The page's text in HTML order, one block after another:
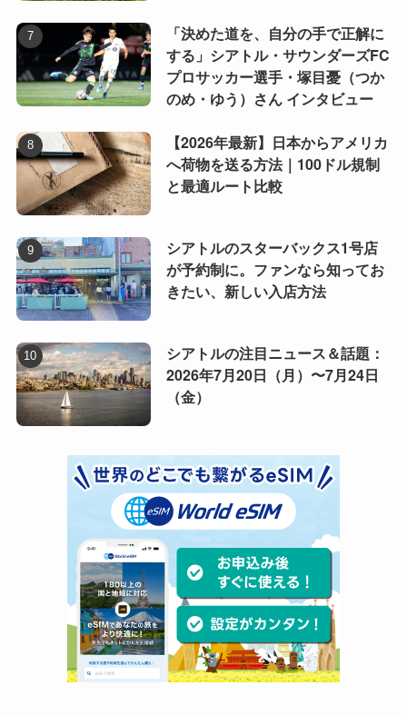
「決めた道を、自分の手で正解に
する」シアトル・サウンダーズFC
プロサッカー選手・塚目憂（つか
のめ・ゆう）さん インタビュー
【2026年最新】日本からアメリカ
へ荷物を送る方法｜100ドル規制
と最適ルート比較
シアトルのスターバックス1号店
が予約制に。ファンなら知ってお
きたい、新しい入店方法
シアトルの注目ニュース＆話題：
2026年7月20日（月）〜7月24日
（金）